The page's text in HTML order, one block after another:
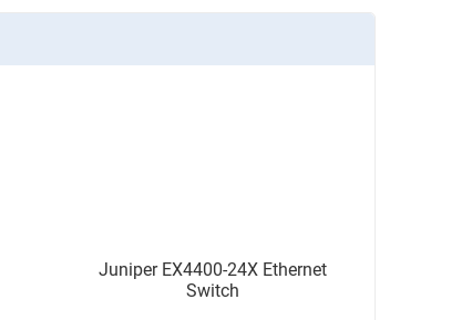
Juniper EX4400-24X Ethernet
Switch